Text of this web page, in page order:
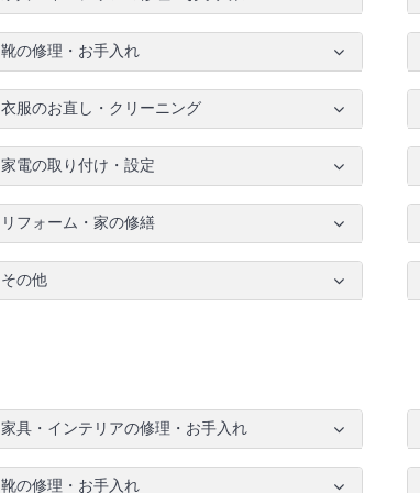
靴の修理・お手入れ
衣服のお直し・クリーニング
家電の取り付け・設定
リフォーム・家の修繕
その他
家具・インテリアの修理・お手入れ
靴の修理・お手入れ